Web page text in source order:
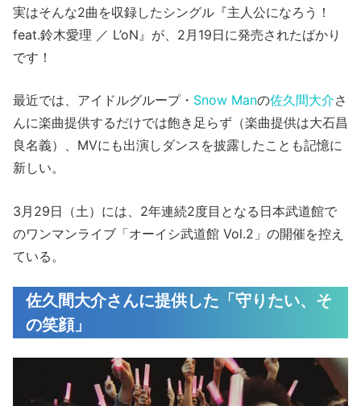
実はそんな2曲を収録したシングル『主人公になろう！
feat.鈴木愛理 ／ L’oN』が、2月19日に発売されたばかり
です！
最近では、アイドルグループ・ Snow Manの佐久間大介さ
んに楽曲提供するだけでは飽き足らず（楽曲提供は大石昌
良名義）、MVにも出演しダンスを披露したことも記憶に
新しい。
3月29日（土）には、2年連続2度目となる日本武道館で
のワンマンライブ「オーイシ武道館 Vol.2」の開催を控え
ている。
佐久間大介さんに提供した「守りたい、そ
の笑顔」